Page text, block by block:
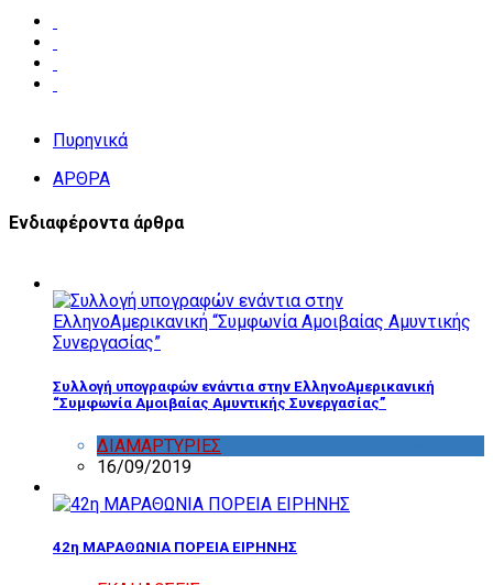
Πυρηνικά
ΑΡΘΡΑ
Ενδιαφέροντα άρθρα
Συλλογή υπογραφών ενάντια στην ΕλληνοΑμερικανική
“Συμφωνία Αμοιβαίας Αμυντικής Συνεργασίας”
ΔΙΑΜΑΡΤΥΡΙΕΣ
16/09/2019
42η ΜΑΡΑΘΩΝΙΑ ΠΟΡΕΙΑ ΕΙΡΗΝΗΣ